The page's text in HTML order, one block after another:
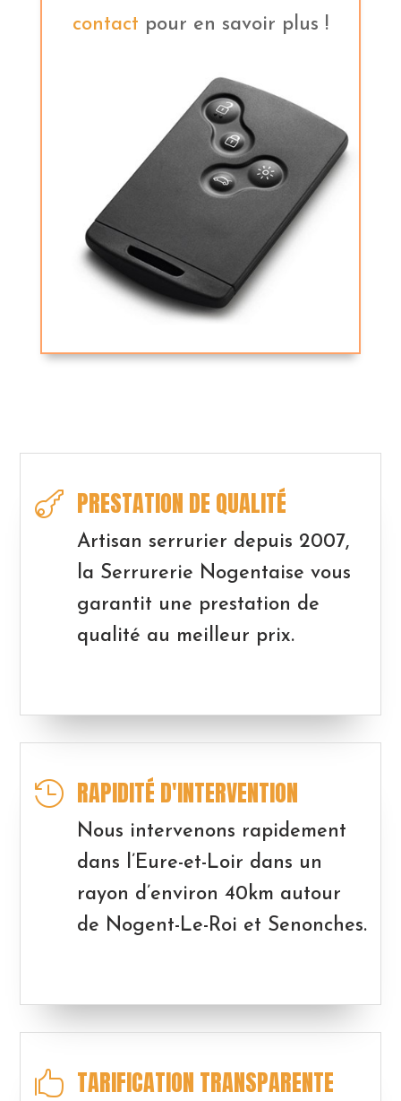
contact pour en savoir plus !
 PRESTATION DE QUALITÉ
Artisan serrurier depuis 2007,
la Serrurerie Nogentaise vous
garantit une prestation de
qualité au meilleur prix.
 RAPIDITÉ D'INTERVENTION
Nous intervenons rapidement
dans l’Eure-et-Loir dans un
rayon d’environ 40km autour
de Nogent-Le-Roi et Senonches.
 TARIFICATION TRANSPARENTE